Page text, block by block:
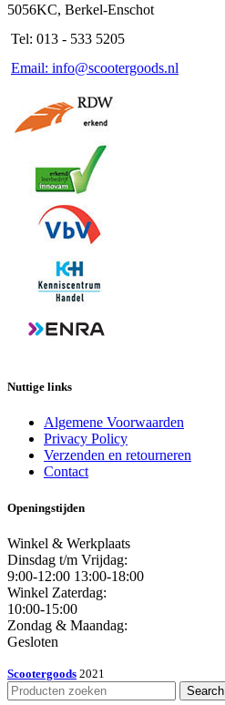
5056KC, Berkel-Enschot
Tel: 013 - 533 5205
Email: info@scootergoods.nl
Nuttige links
Algemene Voorwaarden
Privacy Policy
Verzenden en retourneren
Contact
Openingstijden
Winkel & Werkplaats
Dinsdag t/m Vrijdag:
9:00-12:00 13:00-18:00
Winkel Zaterdag:
10:00-15:00
Zondag & Maandag:
Gesloten
Scootergoods 2021
Search